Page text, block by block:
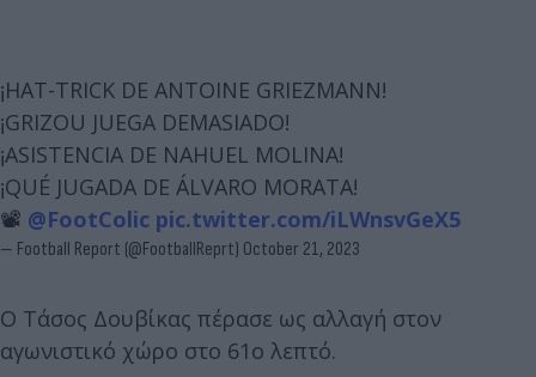
¡HAT-TRICK DE ANTOINE GRIEZMANN!
¡GRIZOU JUEGA DEMASIADO!
¡ASISTENCIA DE NAHUEL MOLINA!
¡QUÉ JUGADA DE ÁLVARO MORATA!
📽️ @FootColic pic.twitter.com/iLWnsvGeX5
— Football Report (@FootballReprt) October 21, 2023
Ο Τάσος Δουβίκας πέρασε ως αλλαγή στον
αγωνιστικό χώρο στο 61ο λεπτό.